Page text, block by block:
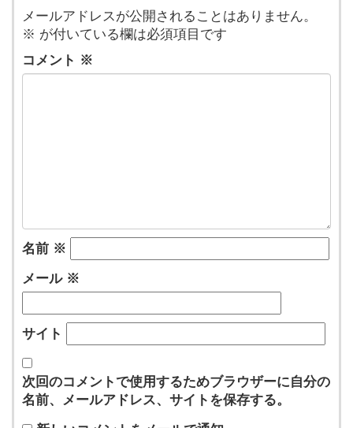
メールアドレスが公開されることはありません。
※ が付いている欄は必須項目です
コメント ※
名前 ※
メール ※
サイト
次回のコメントで使用するためブラウザーに自分の
名前、メールアドレス、サイトを保存する。